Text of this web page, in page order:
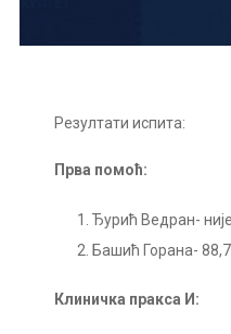
Резултати испита:
Прва помоћ:
Ђурић Ведран-
Башић Горана-
Клиничка пракса И: